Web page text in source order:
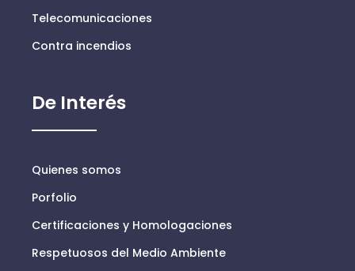
Telecomunicaciones
Contra incendios
De Interés
Quienes somos
Porfolio
Certificaciones y Homologaciones
Respetuosos del Medio Ambiente